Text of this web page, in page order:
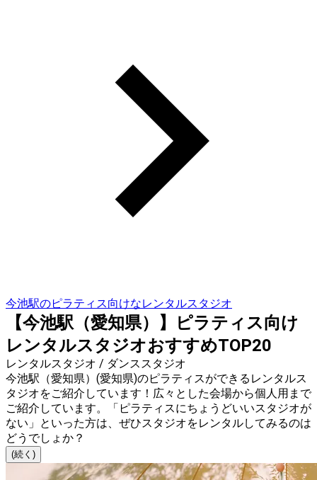
今池駅のピラティス向けなレンタルスタジオ
【今池駅（愛知県）】ピラティス向け
レンタルスタジオおすすめTOP20
レンタルスタジオ / ダンススタジオ
今池駅（愛知県）(愛知県)のピラティスができるレンタルス
タジオをご紹介しています！広々とした会場から個人用まで
ご紹介しています。「ピラティスにちょうどいいスタジオが
ない」といった方は、ぜひスタジオをレンタルしてみるのは
どうでしょか？
(続く)